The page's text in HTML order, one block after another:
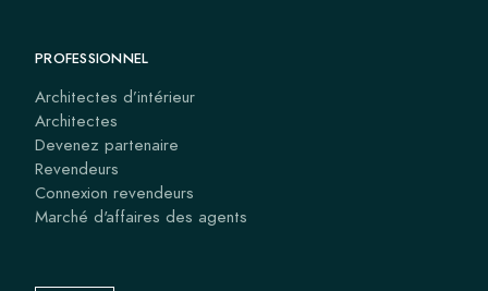
PROFESSIONNEL
Architectes d’intérieur
Architectes
Devenez partenaire
Revendeurs
Connexion revendeurs
Marché d'affaires des agents